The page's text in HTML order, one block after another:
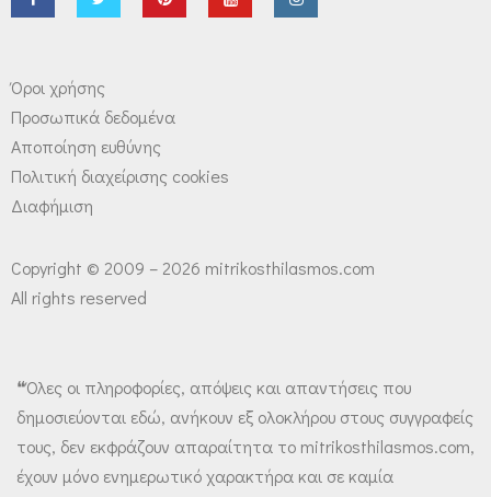
Όροι χρήσης
Προσωπικά δεδομένα
Αποποίηση ευθύνης
Πολιτική διαχείρισης cookies
Διαφήμιση
Copyright © 2009 – 2026 mitrikosthilasmos.com
All rights reserved
❝Όλες οι πληροφορίες, απόψεις και απαντήσεις που
δημοσιεύονται εδώ, ανήκουν εξ ολοκλήρου στους συγγραφείς
τους, δεν εκφράζουν απαραίτητα το mitrikosthilasmos.com,
έχουν μόνο ενημερωτικό χαρακτήρα και σε καμία